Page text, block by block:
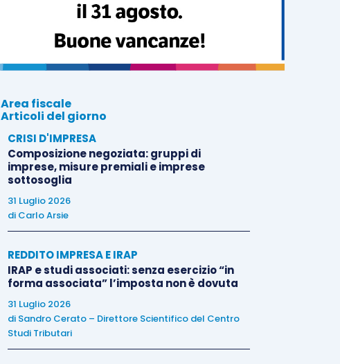
Area fiscale
Articoli del giorno
CRISI D'IMPRESA
Composizione negoziata: gruppi di
imprese, misure premiali e imprese
sottosoglia
31 Luglio 2026
di Carlo Arsie
REDDITO IMPRESA E IRAP
IRAP e studi associati: senza esercizio “in
forma associata” l’imposta non è dovuta
31 Luglio 2026
di Sandro Cerato – Direttore Scientifico del Centro
Studi Tributari